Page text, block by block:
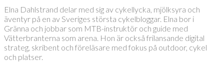
Elna Dahlstrand delar med sig av cykellycka, mjölksyra och
äventyr på en av Sveriges största cykelbloggar. Elna bor i
Gränna och jobbar som MTB-instruktör och guide med
Vätterbranterna som arena. Hon är också frilansande digital
strateg, skribent och föreläsare med fokus på outdoor, cykel
och platser.